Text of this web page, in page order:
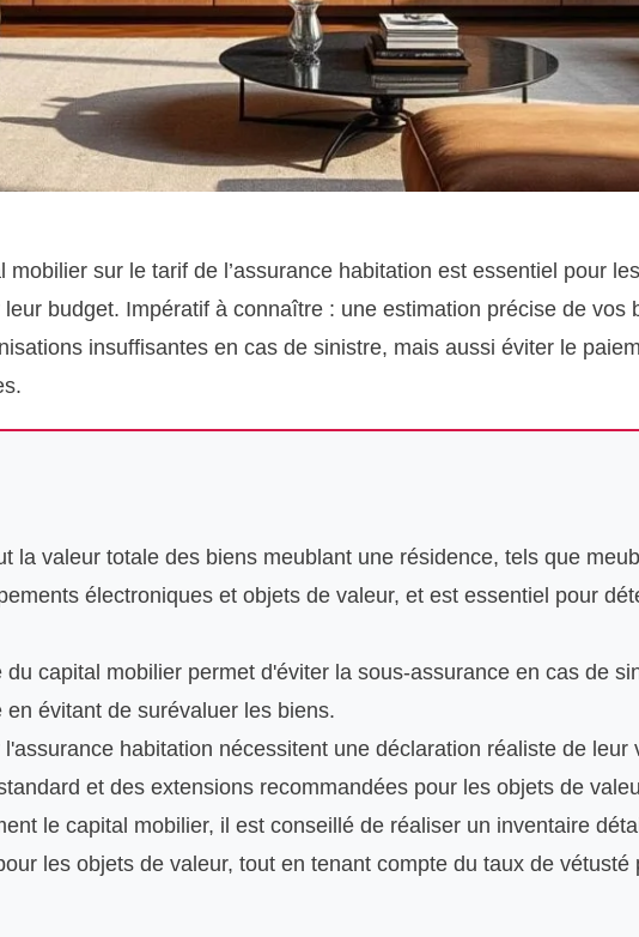
mobilier sur le tarif de l’assurance habitation est essentiel pour
budget. Impératif à connaître : une estimation précise de vos
insuffisantes en cas de sinistre, mais aussi éviter le
la valeur totale des biens meublant une résidence, tels que
électroniques et objets de valeur, et est essentiel pour
capital mobilier permet d'éviter la sous-assurance en cas de
en évitant de surévaluer les biens.
habitation nécessitent une déclaration réaliste de leur
et des extensions recommandées pour les objets de
le capital mobilier, il est conseillé de réaliser un inventaire
les objets de valeur, tout en tenant compte du taux de vétusté